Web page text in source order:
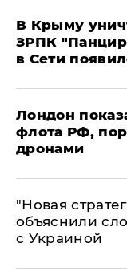
В Крыму
ЗРПК
в Сети
Лондон
флота РФ,
дронами
"Новая
объяснили
с Украиной